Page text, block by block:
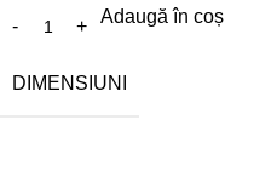
Adaugă în coș
DIMENSIUNI